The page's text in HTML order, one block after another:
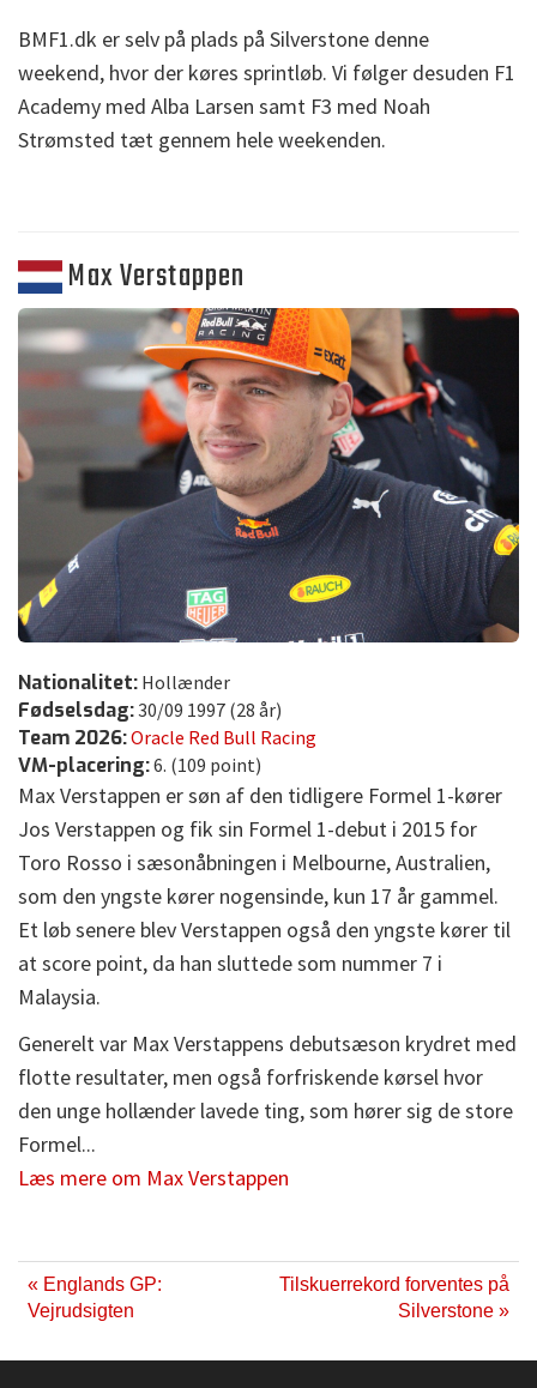
BMF1.dk er selv på plads på Silverstone denne
weekend, hvor der køres sprintløb. Vi følger desuden F1
Academy med Alba Larsen samt F3 med Noah
Strømsted tæt gennem hele weekenden.
Max Verstappen
Nationalitet: Hollænder
Fødselsdag:30/09 1997 (28 år)
Team 2026:Oracle Red Bull Racing
VM-placering:6. (109 point)
Max Verstappen er søn af den tidligere Formel 1-kører
Jos Verstappen og fik sin Formel 1-debut i 2015 for
Toro Rosso i sæsonåbningen i Melbourne, Australien,
som den yngste kører nogensinde, kun 17 år gammel.
Et løb senere blev Verstappen også den yngste kører til
at score point, da han sluttede som nummer 7 i
Malaysia.
Generelt var Max Verstappens debutsæson krydret med
flotte resultater, men også forfriskende kørsel hvor
den unge hollænder lavede ting, som hører sig de store
Formel...
Læs mere om Max Verstappen
« Englands GP:
Vejrudsigten
Tilskuerrekord forventes på
Silverstone »